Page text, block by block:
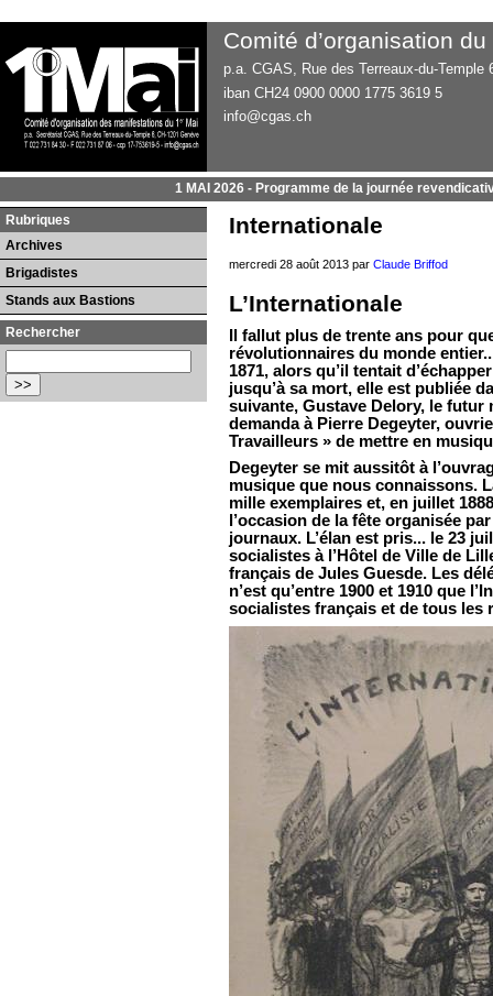
Comité d’organisation
p.a. CGAS, Rue des Terreaux-du-Temple
iban CH24 0900 0000 1775 3619 5
info@cgas.ch
1 MAI 2026 - Programme de la journée
Internationale
mercredi 28 août 2013 par Claude Briffod
L’Internationale
Il fallut plus de trente ans pour
révolutionnaires du monde
1871, alors qu’il tentait
jusqu’à sa mort, elle est publiée
suivante, Gustave Delory, le futur
demanda à Pierre Degeyter,
Travailleurs » de mettre en
Degeyter se mit aussitôt à
musique que nous connaissons.
mille exemplaires et, en juillet
l’occasion de la fête organisée
journaux. L’élan est pris... le 23
socialistes à l’Hôtel de Ville de
français de Jules Guesde. Les
n’est qu’entre 1900 et 1910 que
socialistes français et de tous les
Rubriques
Archives
Brigadistes
Stands aux Bastions
Rechercher